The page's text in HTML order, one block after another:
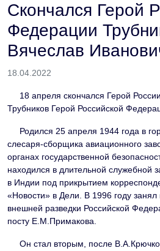
Скончался Герой
Федерации
Вячеслав
18.04.2022
18 апреля скончался Герой
Трубников Герой Российской
Родился 25 апреля 1944 года в
слесаря-сборщика авиационного
органах государственной
находился в длительной служебной
в Индии под прикрытием
«Новости» в Дели. В 1996 году
внешней разведки Российской
посту Е.М.Примакова.
Он стал вторым, после